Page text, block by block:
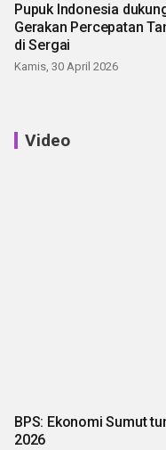
Pupuk Indonesia
Gerakan Percepatan
di Sergai
Kamis, 30 April 2026
Video
BPS: Ekonomi Sumut
2026